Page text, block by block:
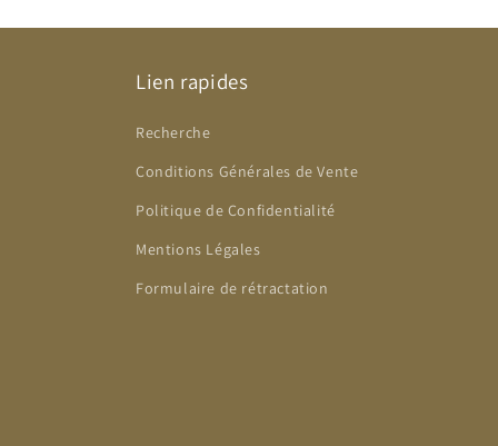
Lien rapides
Recherche
Conditions Générales de Vente
Politique de Confidentialité
Mentions Légales
Formulaire de rétractation